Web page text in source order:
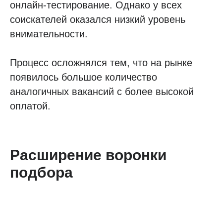
онлайн-тестирование. Однако у всех
соискателей оказался низкий уровень
внимательности.
Процесс осложнялся тем, что на рынке
появилось большое количество
аналогичных вакансий с более высокой
оплатой.
Расширение воронки
подбора